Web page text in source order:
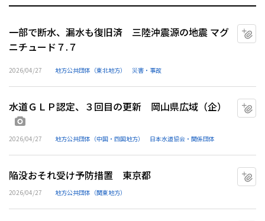
一部で断水、漏水も復旧済 三陸沖震源の地震 マグ
ニチュード７.７
2026/04/27 地方公共団体（東北地方） 災害・事故
水道ＧＬＰ認定、３回目の更新 岡山県広域（企）
2026/04/27 地方公共団体（中国・四国地方） 日本水道協会・関係団体
陥没おそれ受け予防措置 東京都
2026/04/27 地方公共団体（関東地方）